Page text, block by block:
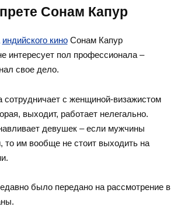
Сонам Капур
индийского киноСонам Капур
интересует пол профессионала –
свое дело.
сотрудничает с женщиной-визажистом
выходит, работает нелегально.
девушек – если мужчины
то им вообще не стоит выходить на
было передано на рассмотрение в